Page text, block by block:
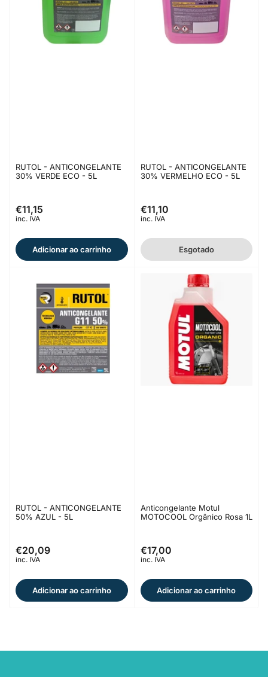
RUTOL - ANTICONGELANTE
30% VERDE ECO - 5L
Preço
normal
€11,15
inc. IVA
Adicionar ao carrinho
RUTOL - ANTICONGELANTE
30% VERMELHO ECO - 5L
Preço
normal
€11,10
inc. IVA
Esgotado
RUTOL - ANTICONGELANTE
50% AZUL - 5L
Preço
normal
€20,09
inc. IVA
Adicionar ao carrinho
Anticongelante Motul
MOTOCOOL Orgânico Rosa 1L
Preço
normal
€17,00
inc. IVA
Adicionar ao carrinho